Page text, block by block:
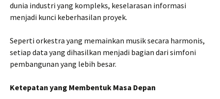
dunia industri yang kompleks, keselarasan informasi
menjadi kunci keberhasilan proyek.
Seperti orkestra yang memainkan musik secara harmonis,
setiap data yang dihasilkan menjadi bagian dari simfoni
pembangunan yang lebih besar.
Ketepatan yang Membentuk Masa Depan